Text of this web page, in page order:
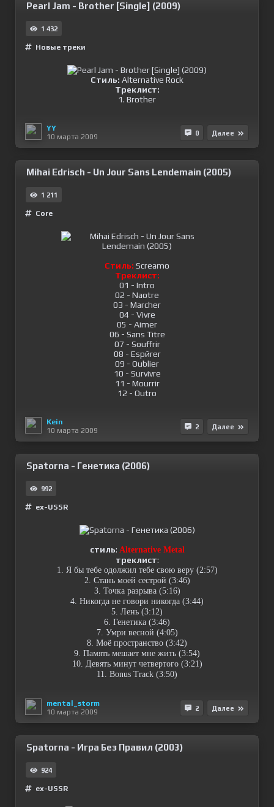
Pearl Jam - Brother [Single] (2009)
1 432
Новые треки
Стиль: Alternative Rock
Треклист:
1. Brother
YY
10 марта 2009
0 Далее
Mihai Edrisch - Un Jour Sans Lendemain (2005)
1 211
Сore
Стиль: Screamo
Треклист:
01 - Intro
02 - Naоtre
03 - Marcher
04 - Vivre
05 - Aimer
06 - Sans Titre
07 - Souffrir
08 - Espйrer
09 - Oublier
10 - Survivre
11 - Mourrir
12 - Outro
Kein
10 марта 2009
2 Далее
Spatorna - Генетика (2006)
992
ex-USSR
стиль: Alternative Metal
треклист:
1. Я бы тебе одолжил тебе свою веру (2:57)
2. Стань моей сестрой (3:46)
3. Точка разрыва (5:16)
4. Никогда не говори никогда (3:44)
5. Лень (3:12)
6. Генетика (3:46)
7. Умри весной (4:05)
8. Моё пространство (3:42)
9. Память мешает мне жить (3:54)
10. Девять минут четвертого (3:21)
11. Bonus Track (3:50)
mental_storm
10 марта 2009
2 Далее
Spatorna - Игра Без Правил (2003)
924
ex-USSR